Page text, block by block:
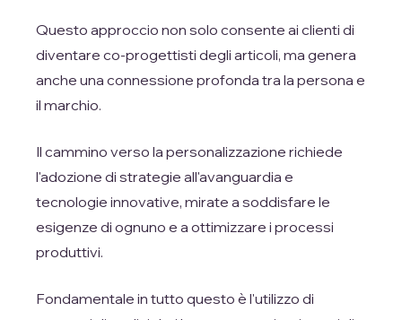
Questo approccio non solo consente ai clienti di
diventare co-progettisti degli articoli, ma genera
anche una connessione profonda tra la persona e
il marchio.
Il cammino verso la personalizzazione richiede
l'adozione di strategie all'avanguardia e
tecnologie innovative, mirate a soddisfare le
esigenze di ognuno e a ottimizzare i processi
produttivi.
Fondamentale in tutto questo è l'utilizzo di